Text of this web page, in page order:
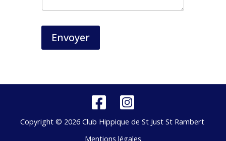
Envoyer
Copyright © 2026 Club Hippique de St Just St Rambert
Mentions légales